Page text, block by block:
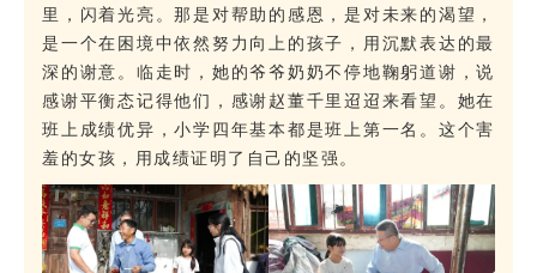
里，闪着光亮。那是对帮助的感恩，是对未来的渴望，
是一个在困境中依然努力向上的孩子，用沉默表达的最
深的谢意。临走时，她的爷爷奶奶不停地鞠躬道谢，说
感谢平衡态记得他们，感谢赵董千里迢迢来看望。她在
班上成绩优异，小学四年基本都是班上第一名。这个害
羞的女孩，用成绩证明了自己的坚强。